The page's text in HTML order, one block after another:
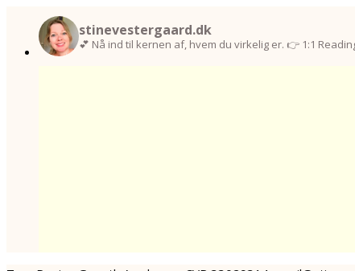
stinevestergaard.dk
💕 Nå ind til kernen af, hvem du virkelig er. 👉 1:1